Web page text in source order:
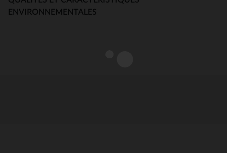
ENVIRONNEMENTALES